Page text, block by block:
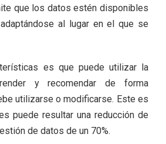
que los datos estén disponibles
al lugar en el que se
es que puede utilizar la
y recomendar de forma
utilizarse o modificarse. Este es
puede resultar una reducción de
de datos de un 70%.